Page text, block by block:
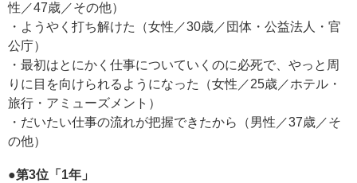
性／47歳／その他）
・ようやく打ち解けた（女性／30歳／団体・公益法人・官
公庁）
・最初はとにかく仕事についていくのに必死で、やっと周
りに目を向けられるようになった（女性／25歳／ホテル・
旅行・アミューズメント）
・だいたい仕事の流れが把握できたから（男性／37歳／そ
の他）
●第3位「1年」